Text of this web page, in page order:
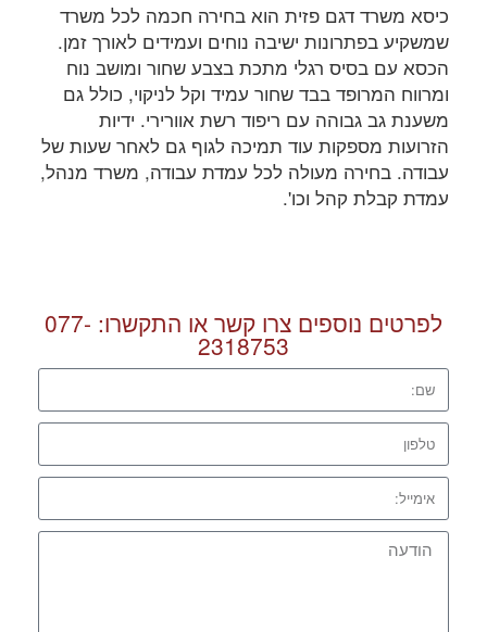
כיסא משרד דגם פזית הוא בחירה חכמה לכל משרד
שמשקיע בפתרונות ישיבה נוחים ועמידים לאורך זמן.
הכסא עם בסיס רגלי מתכת בצבע שחור ומושב נוח
ומרווח המרופד בבד שחור עמיד וקל לניקוי, כולל גם
משענת גב גבוהה עם ריפוד רשת אוורירי. ידיות
הזרועות מספקות עוד תמיכה לגוף גם לאחר שעות של
עבודה. בחירה מעולה לכל עמדת עבודה, משרד מנהל,
עמדת קבלת קהל וכו'.
לפרטים נוספים צרו קשר או התקשרו: 077-
2318753